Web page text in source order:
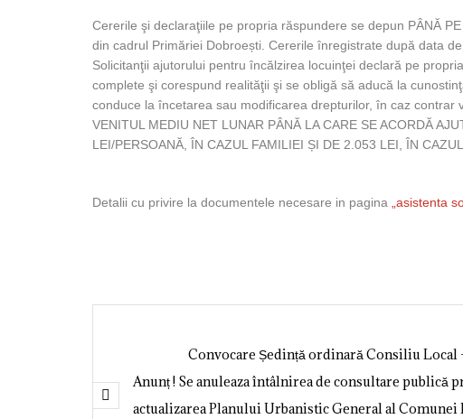
Cererile şi declaraţiile pe propria răspundere se depun PÂNĂ
din cadrul Primăriei Dobroești. Cererile înregistrate după data
Solicitanţii ajutorului pentru încălzirea locuinţei declară pe
complete şi corespund realităţii şi se obligă să aducă la
conduce la încetarea sau modificarea drepturilor, în caz contrar
VENITUL MEDIU NET LUNAR PÂNĂ LA CARE SE ACORDĂ
LEI/PERSOANĂ, ÎN CAZUL FAMILIEI ȘI DE 2.053 LEI, ÎN
Detalii cu privire la documentele necesare in pagina „asistenta
Convocare Ședință ordinară Consiliu Local
Anunț ! Se anuleaza întâlnirea de consultare publică programată pentru data de 16 octombrie 2025 privind
actualizarea Planului Urbanistic General al